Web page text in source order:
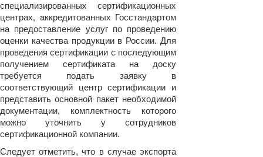
специализированных сертификационных
центрах, аккредитованных Госстандартом
на предоставление услуг по проведению
оценки качества продукции в России. Для
проведения сертификации с последующим
получением сертификата на доску
требуется подать заявку в
соответствующий центр сертификации и
представить основной пакет необходимой
документации, комплектность которого
можно уточнить у сотрудников
сертификационной компании.
Следует отметить, что в случае экспорта